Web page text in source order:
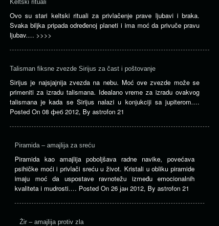
Keltski rituali
Ovo su stari keltski rituali za privlačenje prave ljubavi i braka.
Svaka biljka pripada određenoj planeti i ima moć da privuče pravu
ljubav.… >>>>
Talisman fiksne zvezde Sirijus za čast i poštovanje
Sirijus je najsjajnija zvezda na nebu. Moć ove zvezde može se
primeniti za izradu talismana. Idealano vreme za izradu ovakvog
talismana je kada se Sirijus nalazi u konjukciji sa jupiterom.…
Posted On 08 феб 2012, By astrofon 21
Piramida – amajlija za sreću
Piramida kao amajlija poboljšava radne navike, povećava
psihičke moći i privlači sreću u život. Kristali u obliku piramide
imaju moć da uspostave ravnotežu između emocionalnih
kvaliteta i mudrosti.… Posted On 26 јан 2012, By astrofon 21
Žir – amajlija protiv zla